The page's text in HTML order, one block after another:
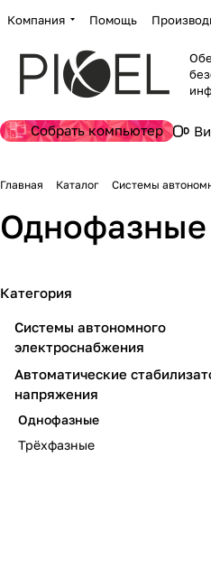
Компания Помощь
Собрать компьютер
Главная Каталог Системы
Однофазные
Категория
Системы автономного
электроснабжения
Автоматические
напряжения
Однофазные
Трёхфазные